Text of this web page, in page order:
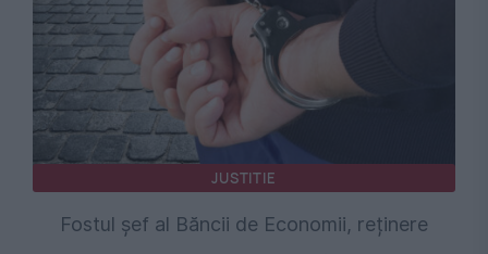
JUSTITIE
Fostul șef al Băncii de Economii, reținere